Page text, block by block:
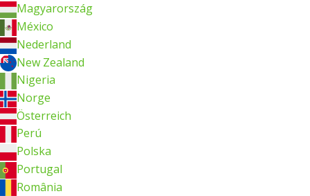
Magyarország
México
Nederland
New Zealand
Nigeria
Norge
Österreich
Perú
Polska
Portugal
România